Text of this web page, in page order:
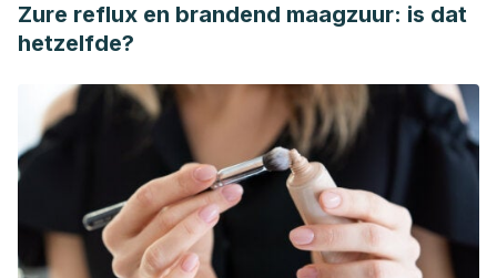
Zure reflux en brandend maagzuur: is dat
hetzelfde?